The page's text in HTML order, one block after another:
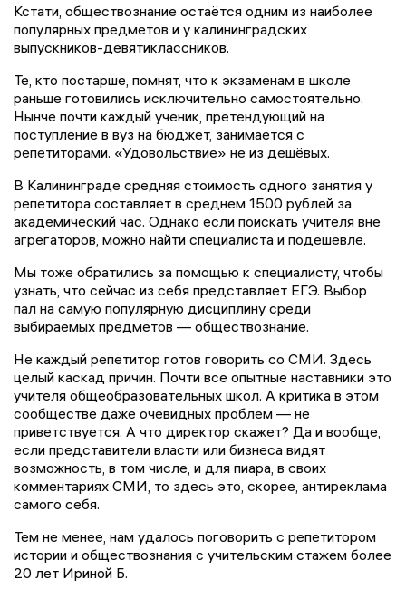
Кстати, обществознание остаётся одним из наиболее
популярных предметов и у калининградских
выпускников-девятиклассников.
Те, кто постарше, помнят, что к экзаменам в школе
раньше готовились исключительно самостоятельно.
Нынче почти каждый ученик, претендующий на
поступление в вуз на бюджет, занимается с
репетиторами. «Удовольствие» не из дешёвых.
В Калининграде средняя стоимость одного занятия у
репетитора составляет в среднем 1500 рублей за
академический час. Однако если поискать учителя вне
агрегаторов, можно найти специалиста и подешевле.
Мы тоже обратились за помощью к специалисту, чтобы
узнать, что сейчас из себя представляет ЕГЭ. Выбор
пал на самую популярную дисциплину среди
выбираемых предметов — обществознание.
Не каждый репетитор готов говорить со СМИ. Здесь
целый каскад причин. Почти все опытные наставники это
учителя общеобразовательных школ. А критика в этом
сообществе даже очевидных проблем — не
приветствуется. А что директор скажет? Да и вообще,
если представители власти или бизнеса видят
возможность, в том числе, и для пиара, в своих
комментариях СМИ, то здесь это, скорее, антиреклама
самого себя.
Тем не менее, нам удалось поговорить с репетитором
истории и обществознания с учительским стажем более
20 лет Ириной Б.